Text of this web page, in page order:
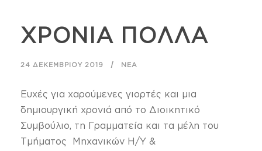
ΧΡΟΝΙΑ ΠΟΛΛΑ
24 ΔΕΚΕΜΒΡΊΟΥ 2019 ΝΈΑ
Ευχές για χαρούμενες γιορτές και μια
δημιουργική χρονιά από το Διοικητικό
Συμβούλιο, τη Γραμματεία και τα μέλη του
Τμήματος Μηχανικών Η/Υ &